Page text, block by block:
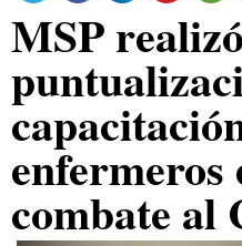
MSP
enfermeros
combate al